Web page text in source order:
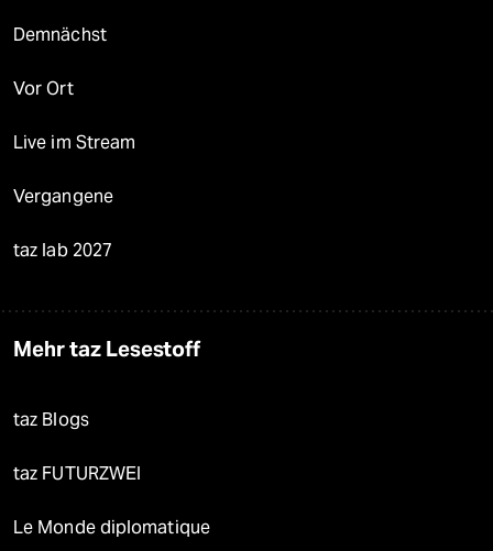
Demnächst
Vor Ort
Live im Stream
Vergangene
taz lab 2027
Mehr taz Lesestoff
taz Blogs
taz FUTURZWEI
Le Monde diplomatique